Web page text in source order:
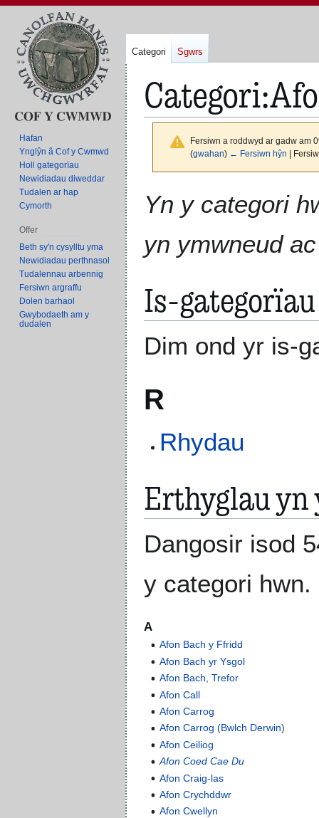
Categori:
Fersiwn a roddwyd ar gadw am
(gwahan) ← Fersiwn hŷn |
i'r
llywio
i'r
chwilio
Yn y categori
yn ymwneud
Is-gategorïau
Dim ond yr is-
R
Rhydau
Erthyglau yn
Dangosir isod
y categori hwn.
A
Afon Bach y Ffridd
Afon Bach yr Ysgol
Afon Bach, Trefor
Afon Call
Afon Carrog
Afon Carrog (Bwlch Derwin)
Afon Ceiliog
Afon Coed Cae Du
Afon Craig-las
Afon Crychddwr
Afon Cwellyn
Categori Sgwrs
Hafan
Ynglŷn â Cof y Cwmwd
Holl gategorïau
Newidiadau diweddar
Tudalen ar hap
Cymorth
Offer
Beth sy'n cysylltu yma
Newidiadau perthnasol
Tudalennau arbennig
Fersiwn argraffu
Dolen barhaol
Gwybodaeth am y
dudalen